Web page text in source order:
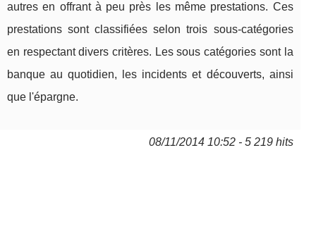
autres en offrant à peu près les même prestations. Ces
prestations sont classifiées selon trois sous-catégories
en respectant divers critères. Les sous catégories sont la
banque au quotidien, les incidents et découverts, ainsi
que l'épargne.
08/11/2014 10:52 - 5 219 hits